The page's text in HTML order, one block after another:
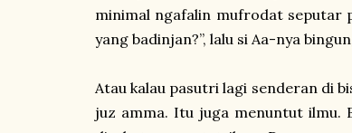
minimal ngafalin mufrodat seputar
yang badinjan?”, lalu si Aa-nya
Atau kalau pasutri lagi senderan di
juz amma. Itu juga menuntut ilmu.